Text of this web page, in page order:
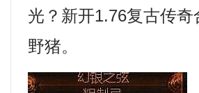
光？新开1.76复古传
野猪。